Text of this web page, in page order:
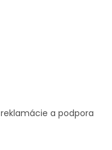
reklamácie a podpora